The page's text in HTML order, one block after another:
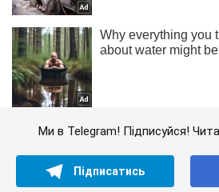
Ми в Telegram! Підписуйся!
Підписатись